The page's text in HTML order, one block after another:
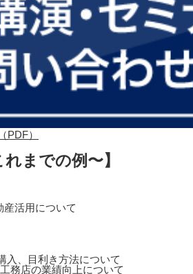
までの例〜】
産活用について
入、目利き方法について
務店の業績向上について